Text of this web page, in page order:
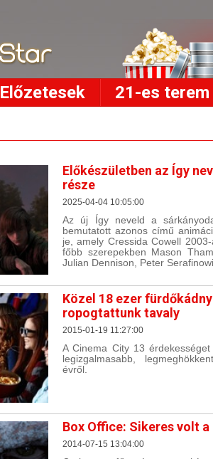
Előzetesek 21-es terem
Előkészületben az Így
része
2025-04-04 10:05:00
Az új Így neveld a
bemutatott azonos című
je, amely Cressida Cowell
főbb szerepekben Mason
Julian Dennison, Peter
Közel 18 ezer
ropogtattunk tavaly
2015-01-19 11:27:00
A Cinema City 13
legizgalmasabb,
évről.
Box Office: Sikeres volt
2014-07-15 13:04:00